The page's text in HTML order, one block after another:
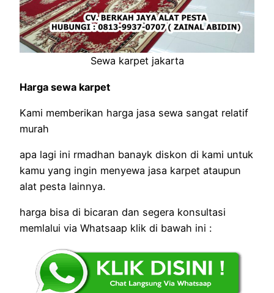
Sewa karpet jakarta
Harga sewa karpet
Kami memberikan harga jasa sewa sangat relatif
murah
apa lagi ini rmadhan banayk diskon di kami untuk
kamu yang ingin menyewa jasa karpet ataupun
alat pesta lainnya.
harga bisa di bicaran dan segera konsultasi
memlalui via Whatsaap klik di bawah ini :